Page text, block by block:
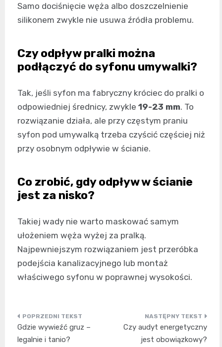
Samo dociśnięcie węża albo doszczelnienie
silikonem zwykle nie usuwa źródła problemu.
Czy odpływ pralki można
podłączyć do syfonu umywalki?
Tak, jeśli syfon ma fabryczny króciec do pralki o
odpowiedniej średnicy, zwykle 19-23 mm. To
rozwiązanie działa, ale przy częstym praniu
syfon pod umywalką trzeba czyścić częściej niż
przy osobnym odpływie w ścianie.
Co zrobić, gdy odpływ w ścianie
jest za nisko?
Takiej wady nie warto maskować samym
ułożeniem węża wyżej za pralką.
Najpewniejszym rozwiązaniem jest przeróbka
podejścia kanalizacyjnego lub montaż
właściwego syfonu w poprawnej wysokości.
Nawigacja
wpisu
Gdzie wywieźć gruz –
legalnie i tanio?
Czy audyt energetyczny
jest obowiązkowy?